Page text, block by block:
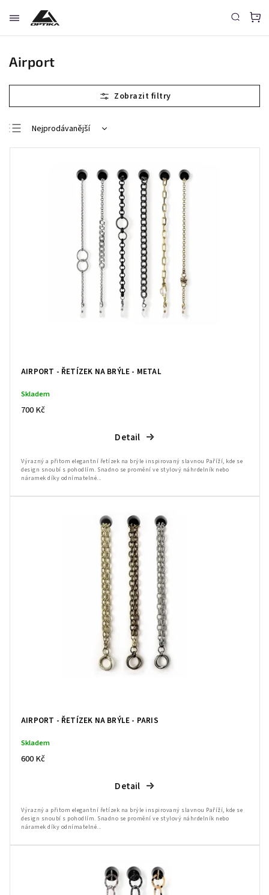
Airport
Nejprodávanější
Nejlevnější
AIRPORT - ŘETÍZEK NA BRÝLE - METAL
Skladem
700 Kč
Detail
Výrazný a přitom elegantní řetízek na brýle inspirovaný slavnou Paříží, kde se
design snoubí s pohodlím. Snadno se promění ve stylový náhrdelník nebo
náramek díky odnímatelné...
AIRPORT - ŘETÍZEK NA BRÝLE - PARIS
Skladem
600 Kč
Detail
Výrazný a přitom elegantní řetízek na brýle inspirovaný slavnou Paříží, kde se
design snoubí s pohodlím. Snadno se promění ve stylový náhrdelník nebo
náramek díky odnímatelné...